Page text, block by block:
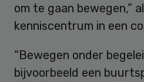
om te gaan bewegen,”
kenniscentrum in een
“Bewegen onder
bijvoorbeeld een